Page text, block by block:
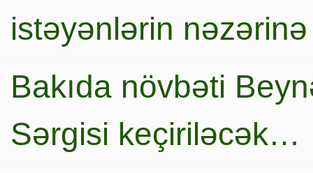
istəyənlərin nəzərinə
Bakıda növbəti
Sərgisi keçiriləcək…